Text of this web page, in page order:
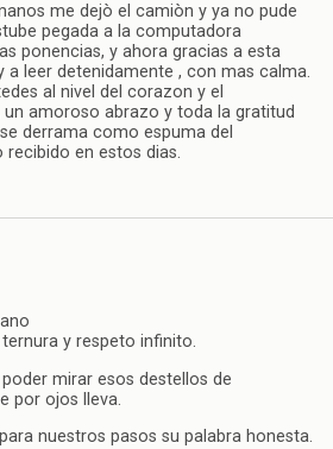
me dejò el camiòn y ya no pude
pegada a la computadora
ponencias, y ahora gracias a esta
a leer detenidamente , con mas calma.
al nivel del corazon y el
un amoroso abrazo y toda la gratitud
derrama como espuma del
en estos dias.
y respeto infinito.
mirar esos destellos de
por ojos lleva.
nuestros pasos su palabra honesta.